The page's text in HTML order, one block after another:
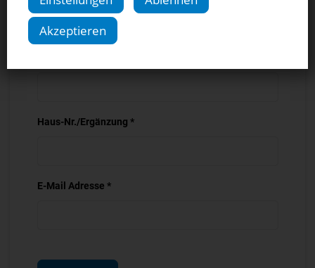
Haus-Nr./Ergänzung *
E-Mail Adresse *
Akzeptieren